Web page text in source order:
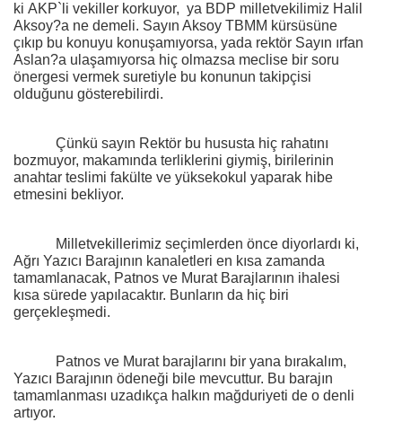
ki AKP`li vekiller korkuyor, ya BDP milletvekilimiz Halil
Aksoy?a ne demeli. Sayın Aksoy TBMM kürsüsüne
çıkıp bu konuyu konuşamıyorsa, yada rektör Sayın ırfan
Aslan?a ulaşamıyorsa hiç olmazsa meclise bir soru
önergesi vermek suretiyle bu konunun takipçisi
olduğunu gösterebilirdi.
Çünkü sayın Rektör bu hususta hiç rahatını
bozmuyor, makamında terliklerini giymiş, birilerinin
anahtar teslimi fakülte ve yüksekokul yaparak hibe
etmesini bekliyor.
Milletvekillerimiz seçimlerden önce diyorlardı ki,
Ağrı Yazıcı Barajının kanaletleri en kısa zamanda
tamamlanacak, Patnos ve Murat Barajlarının ihalesi
kısa sürede yapılacaktır. Bunların da hiç biri
gerçekleşmedi.
Patnos ve Murat barajlarını bir yana bırakalım,
Yazıcı Barajının ödeneği bile mevcuttur. Bu barajın
tamamlanması uzadıkça halkın mağduriyeti de o denli
artıyor.